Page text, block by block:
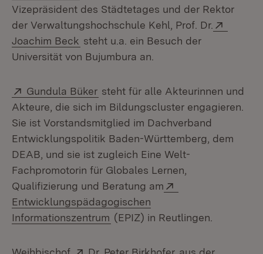
Vizepräsident des Städtetages und der Rektor
der Verwaltungshochschule Kehl, Prof. Dr.
Joachim Beck (Öffnet in neuem Fenster)
steht u.a. ein Besuch der
Universität von Bujumbura an.
Extern:
Gundula Büker (Öffnet in neuem Fenster)
steht für alle Akteurinnen und
Akteure, die sich im Bildungscluster engagieren.
Sie ist Vorstandsmitglied im Dachverband
Entwicklungspolitik Baden-Württemberg, dem
DEAB, und sie ist zugleich Eine Welt-
Fachpromotorin für Globales Lernen,
Qualifizierung und Beratung am
Entwicklungspädagogischen
Informationszentrum (Öffnet in neuem Fenster)
(EPIZ) in Reutlingen.
Extern: (Öffnet in neuem